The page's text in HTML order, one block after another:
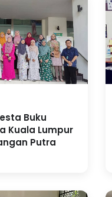
Buku
Kuala Lumpur
Putra